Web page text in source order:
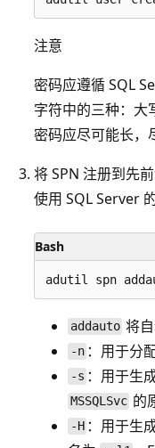
注意
密码应遵循 SQL
字符中的三种：大
密码应尽可能长，
将 SPN 注册到先
使用 SQL Server
Bash
addauto 将
-n ：用于分
-s ：用于生
MSSQLSvc 的
-H ：用于生